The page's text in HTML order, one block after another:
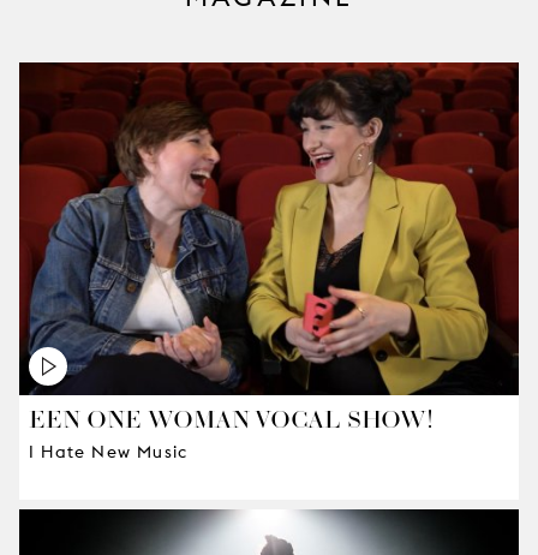
EEN ONE-WOMAN VOCAL SHOW!
I Hate New Music